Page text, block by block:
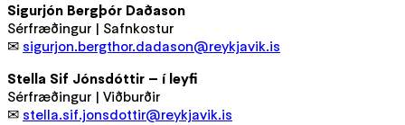
Sigurjón Bergþór Daðason
Sérfræðingur | Safnkostur
✉ sigurjon.bergthor.dadason@reykjavik.is
Stella Sif Jónsdóttir – í leyfi
Sérfræðingur | Viðburðir
✉ stella.sif.jonsdottir@reykjavik.is